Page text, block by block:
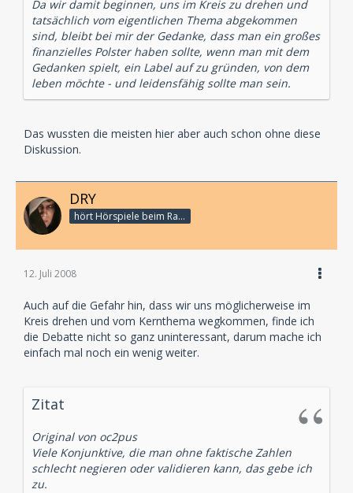
Da wir damit beginnen, uns im Kreis zu drehen und
tatsächlich vom eigentlichen Thema abgekommen
sind, bleibt bei mir der Gedanke, dass man ein großes
finanzielles Polster haben sollte, wenn man mit dem
Gedanken spielt, ein Label auf zu gründen, von dem
leben möchte - und leidensfähig sollte man sein.
Das wussten die meisten hier aber auch schon ohne diese
Diskussion.
DRY
hört Hörspiele beim Rasenmähen
12. Juli 2008
Auch auf die Gefahr hin, dass wir uns möglicherweise im
Kreis drehen und vom Kernthema wegkommen, finde ich
die Debatte nicht so ganz uninteressant, darum mache ich
einfach mal noch ein wenig weiter.
Zitat
Original von oc2pus
Viele Konjunktive, die man ohne faktische Zahlen
schlecht negieren oder validieren kann, das gebe ich
zu.